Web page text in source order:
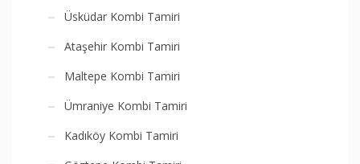
Üsküdar Kombi Tamiri
Ataşehir Kombi Tamiri
Maltepe Kombi Tamiri
Ümraniye Kombi Tamiri
Kadıköy Kombi Tamiri